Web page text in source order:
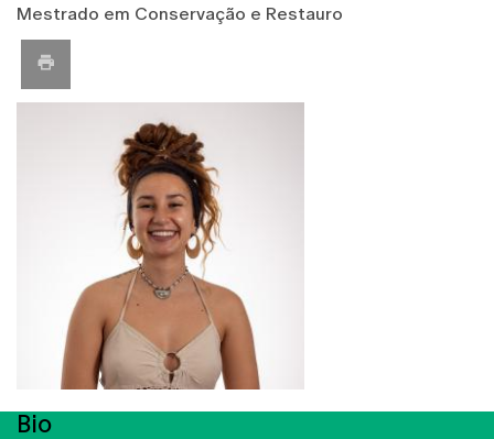
Mestrado em Conservação e Restauro
Bio